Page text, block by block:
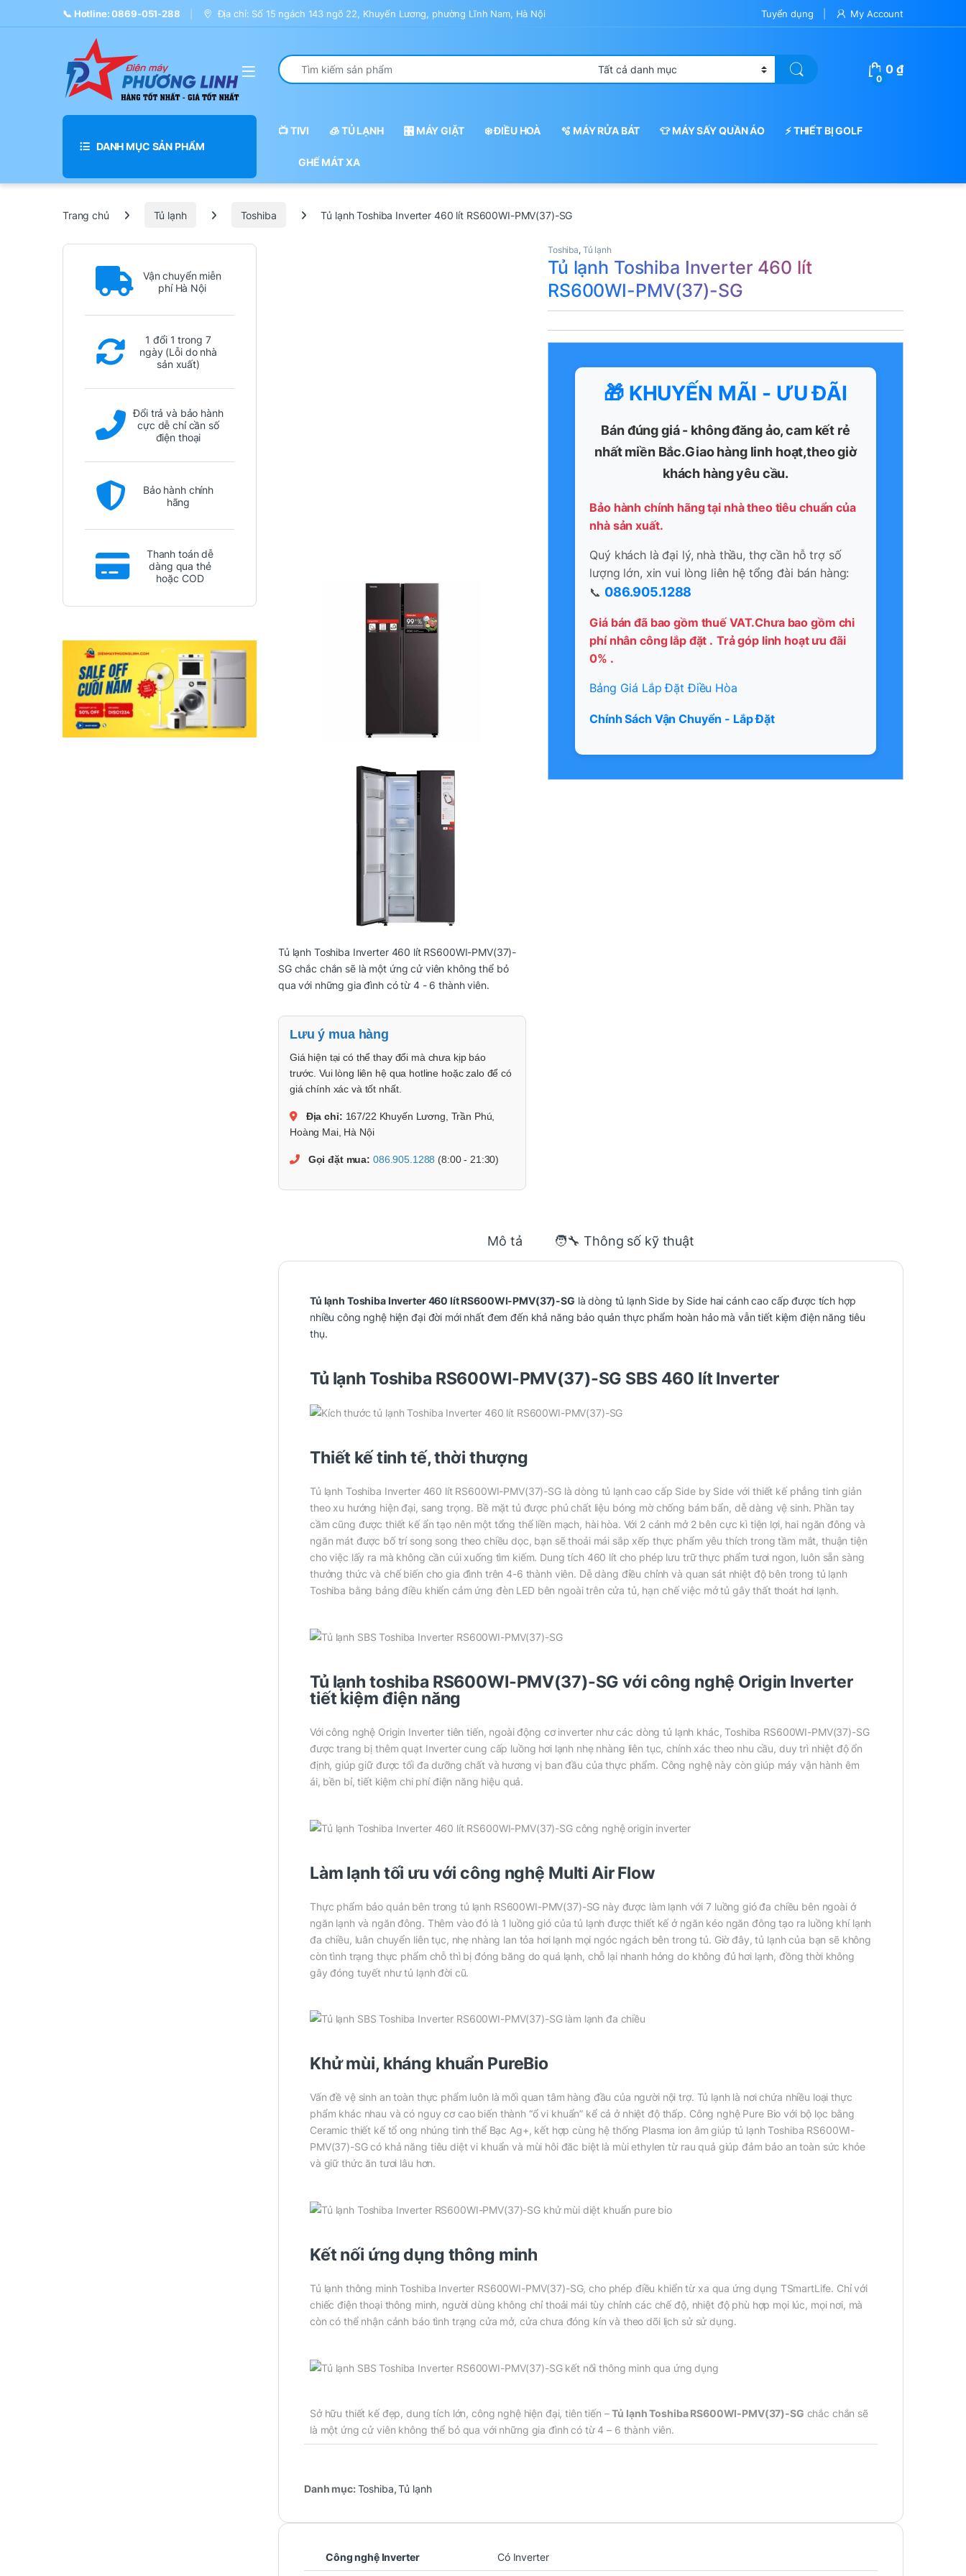
Skip to navigation
Skip to content📞 Hotline: 0869-051-288 Địa chỉ: Số 15 ngách 143 ngõ 22, Khuyến Lương, phường Lĩnh Nam, Hà Nội Tuyển dụng My Account
Search for:
0
0₫
DANH MỤC SẢN PHẨM
📺 TIVI 🧊 TỦ LẠNH 🎛️ MÁY GIẶT ❄️ ĐIỀU HOÀ 🫧 MÁY RỬA BÁT 👕 MÁY SẤY QUẦN ÁO ⚡ THIẾT BỊ GOLF
GHẾ MÁT XA
Trang chủ Tủ lạnh Toshiba Tủ lạnh Toshiba Inverter 460 lít RS600WI-PMV(37)-SG
Tủ lạnh Toshiba Inverter 460 lít RS600WI-PMV(37)-
SG chắc chắn sẽ là một ứng cử viên không thể bỏ
qua với những gia đình có từ 4 - 6 thành viên.
Lưu ý mua hàng
Giá hiện tại có thể thay đổi mà chưa kịp báo
trước. Vui lòng liên hệ qua hotline hoặc zalo để có
giá chính xác và tốt nhất.
Địa chỉ: 167/22 Khuyến Lương, Trần Phú,
Hoàng Mai, Hà Nội
Gọi đặt mua: 086.905.1288 (8:00 - 21:30)
Toshiba, Tủ lạnh
Tủ lạnh Toshiba Inverter 460 lít
RS600WI-PMV(37)-SG
🎁 KHUYẾN MÃI - ƯU ĐÃI
Bán đúng giá - không đăng ảo, cam kết rẻ
nhất miền Bắc.Giao hàng linh hoạt,theo giờ
khách hàng yêu cầu.
Bảo hành chính hãng tại nhà theo tiêu chuẩn của
nhà sản xuất.
Quý khách là đại lý, nhà thầu, thợ cần hỗ trợ số
lượng lớn, xin vui lòng liên hệ tổng đài bán hàng:
📞 086.905.1288
Giá bán đã bao gồm thuế VAT.Chưa bao gồm chi
phí nhân công lắp đặt . Trả góp linh hoạt ưu đãi
0% .
Bảng Giá Lắp Đặt Điều Hòa
Chính Sách Vận Chuyển - Lắp Đặt
Mô tả 🧑‍🔧 Thông số kỹ thuật
Tủ lạnh Toshiba Inverter 460 lít RS600WI-PMV(37)-SG là dòng tủ lạnh Side by Side hai cánh cao cấp được tích hợp
nhiều công nghệ hiện đại đời mới nhất đem đến khả năng bảo quản thực phẩm hoàn hảo mà vẫn tiết kiệm điện năng tiêu
thụ.
Tủ lạnh Toshiba RS600WI-PMV(37)-SG SBS 460 lít Inverter
Thiết kế tinh tế, thời thượng
Tủ lạnh Toshiba Inverter 460 lít RS600WI-PMV(37)-SG là dòng tủ lạnh cao cấp Side by Side với thiết kế phẳng tinh giản
theo xu hướng hiện đại, sang trọng. Bề mặt tủ được phủ chất liệu bóng mờ chống bám bẩn, dễ dàng vệ sinh. Phần tay
cầm cũng được thiết kế ẩn tạo nên một tổng thể liền mạch, hài hòa. Với 2 cánh mở 2 bên cực kì tiện lợi, hai ngăn đông và
ngăn mát được bố trí song song theo chiều dọc, bạn sẽ thoải mái sắp xếp thực phẩm yêu thích trong tầm mắt, thuận tiện
cho việc lấy ra mà không cần cúi xuống tìm kiếm. Dung tích 460 lít cho phép lưu trữ thực phẩm tươi ngon, luôn sẵn sàng
thưởng thức và chế biến cho gia đình trên 4-6 thành viên. Dễ dàng điều chỉnh và quan sát nhiệt độ bên trong tủ lạnh
Toshiba bằng bảng điều khiển cảm ứng đèn LED bên ngoài trên cửa tủ, hạn chế việc mở tủ gây thất thoát hơi lạnh.
Tủ lạnh toshiba RS600WI-PMV(37)-SG với công nghệ Origin Inverter
tiết kiệm điện năng
Với công nghệ Origin Inverter tiên tiến, ngoài động cơ inverter như các dòng tủ lạnh khác, Toshiba RS600WI-PMV(37)-SG
được trang bị thêm quạt Inverter cung cấp luồng hơi lạnh nhẹ nhàng liên tục, chính xác theo nhu cầu, duy trì nhiệt độ ổn
định, giúp giữ được tối đa dưỡng chất và hương vị ban đầu của thực phẩm. Công nghệ này còn giúp máy vận hành êm
ái, bền bỉ, tiết kiệm chi phí điện năng hiệu quả.
Làm lạnh tối ưu với công nghệ Multi Air Flow
Thực phẩm bảo quản bên trong tủ lạnh RS600WI-PMV(37)-SG này được làm lạnh với 7 luồng gió đa chiều bên ngoài ở
ngăn lạnh và ngăn đông. Thêm vào đó là 1 luồng gió của tủ lạnh được thiết kế ở ngăn kéo ngăn đông tạo ra luồng khí lạnh
đa chiều, luân chuyển liên tục, nhẹ nhàng lan tỏa hơi lạnh mọi ngóc ngách bên trong tủ. Giờ đây, tủ lạnh của bạn sẽ không
còn tình trạng thực phẩm chỗ thì bị đóng băng do quá lạnh, chỗ lại nhanh hỏng do không đủ hơi lạnh, đồng thời không
gây đóng tuyết như tủ lạnh đời cũ.
Khử mùi, kháng khuẩn PureBio
Vấn đề vệ sinh an toàn thực phẩm luôn là mối quan tâm hàng đầu của người nội trợ. Tủ lạnh là nơi chứa nhiều loại thực
phẩm khác nhau và có nguy cơ cao biến thành “ổ vi khuẩn” kể cả ở nhiệt độ thấp. Công nghệ Pure Bio với bộ lọc bằng
Ceramic thiết kế tổ ong nhúng tinh thể Bạc Ag+, kết hợp cùng hệ thống Plasma ion âm giúp tủ lạnh Toshiba RS600WI-
PMV(37)-SG có khả năng tiêu diệt vi khuẩn và mùi hôi đăc biệt là mùi ethylen từ rau quả giúp đảm bảo an toàn sức khỏe
và giữ thức ăn tươi lâu hơn.
Kết nối ứng dụng thông minh
Tủ lạnh thông minh Toshiba Inverter RS600WI-PMV(37)-SG, cho phép điều khiển từ xa qua ứng dụng TSmartLife. Chỉ với
chiếc điện thoại thông minh, người dùng không chỉ thoải mái tùy chỉnh các chế độ, nhiệt độ phù hợp mọi lúc, mọi nơi, mà
còn có thể nhận cảnh báo tình trạng cửa mở, cửa chưa đóng kín và theo dõi lịch sử sử dụng.
Sở hữu thiết kế đẹp, dung tích lớn, công nghệ hiện đại, tiên tiến –Tủ lạnh Toshiba RS600WI-PMV(37)-SG chắc chắn sẽ
là một ứng cử viên không thể bỏ qua với những gia đình có từ 4 – 6 thành viên.
Danh mục:Toshiba,Tủ lạnh
Công nghệ Inverter Có Inverter
Vận chuyển miễn
phí Hà Nội
1 đổi 1 trong 7
ngày (Lỗi do nhà
sản xuất)
Đổi trả và bảo hành
cực dễ chỉ cần số
điện thoại
Bảo hành chính
hãng
Thanh toán dễ
dàng qua thẻ
hoặc COD